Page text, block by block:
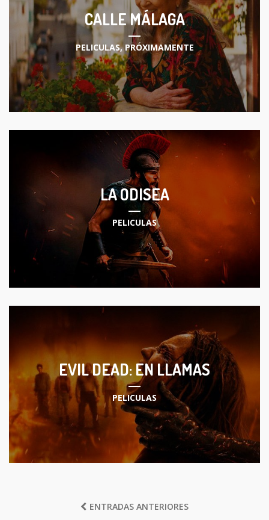
CALLE MÁLAGA
PELICULAS,PRÓXIMAMENTE
LA ODISEA
PELICULAS
EVIL DEAD: EN LLAMAS
PELICULAS
NAVEGACIÓNENTRADAS ANTERIORES